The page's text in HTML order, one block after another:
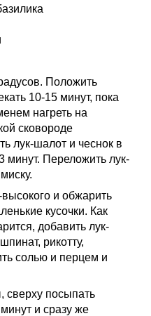
Положить
10-15 минут, пока
нагреть на
сковороде
лук-шалот и чеснок в
минут. Переложить лук-
и обжарить
кусочки. Как
добавить лук-
рикотту,
солью и перцем и
сверху посыпать
и сразу же